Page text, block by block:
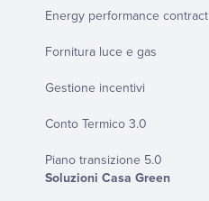
Energy performance contract
Fornitura luce e gas
Gestione incentivi
Conto Termico 3.0
Piano transizione 5.0
Soluzioni Casa Green